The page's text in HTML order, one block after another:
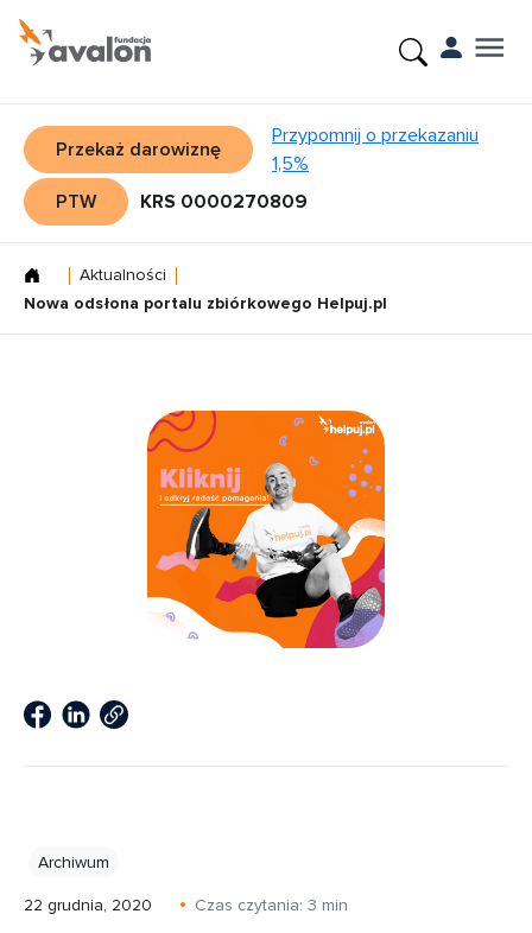
Przekaż darowiznę
Przypomnij o przekazaniu
1,5%
PTW
KRS 0000270809
Aktualności
Nowa odsłona portalu zbiórkowego Helpuj.pl
Archiwum
22 grudnia, 2020 Czas czytania: 3 min